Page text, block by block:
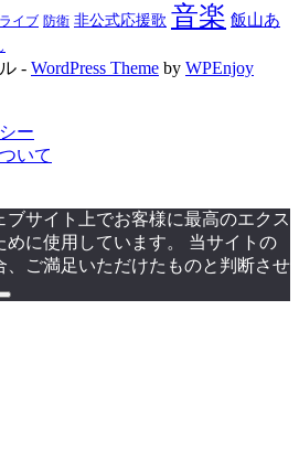
イブ 防衛 非公式応援歌 音楽 飯山あ
- WordPress Theme by WPEnjoy
ー
いて
ブサイト上でお客様に最高のエクス
めに使用しています。 当サイトの
、ご満足いただけたものと判断させ